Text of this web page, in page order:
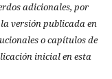
adicionales, por
versión publicada en
o capítulos de
inicial en esta